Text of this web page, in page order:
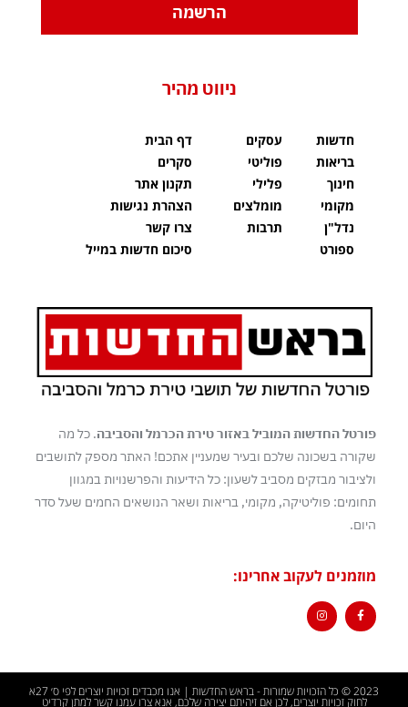
הרשמה
ניווט מהיר
חדשות
בריאות
חינוך
מקומי
נדל"ן
ספורט
עסקים
פוליטי
פלילי
מומלצים
תרבות
דף הבית
סקרים
תקנון אתר
הצהרת נגישות
צרו קשר
סיכום חדשות במייל
פורטל החדשות המוביל באזור טירת הכרמל והסביבה. כל מה
שקורה בשכונה שלכם ובעיר שמעניין אתכם! האתר מספק לתושבים
ולציבור מבזקים מסביב לשעון: כל הידיעות והפרשנויות במגוון
תחומים: פוליטיקה, מקומי, בריאות ושאר הנושאים החמים שעל סדר
היום.
מוזמנים לעקוב אחרינו:
2023 © כל הזכויות שמורות - בראש החדשות | אנו מכבדים זכויות יוצרים לפי ס׳ 27א
לחוק זכויות יוצרים, לכן אם זיהיתם יצירה שלכם, אנא צרו עמנו קשר למתן קרדיט